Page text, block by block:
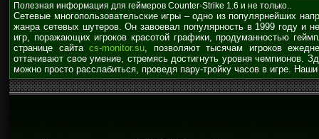
Полезная информация для геймеров Counter-Strike 1.6 и не только..
Сетевые многопользовательские игры – одно из популярнейших
жанра сетевых шутеров. Он завоевал популярность в 1999 году и
игр, поражающих игроков красотой графики, продуманностью
странице сайта cs-monitor.su, позволяют тысячам игроков
оттачивают свое умение, стремясь достигнуть уровня чемпионов.
можно просто расслабиться, проведя пару-тройку часов в игре.